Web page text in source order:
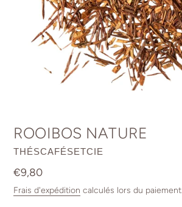
ROOIBOS NATURE
DISTRIBUTEUR
THÉSCAFÉSETCIE
Prix
normal
€9,80
Frais d'expédition calculés lors du paiement.